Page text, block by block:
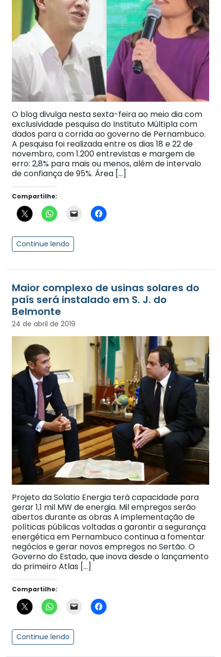
O blog divulga nesta sexta-feira ao meio dia com
exclusividade pesquisa do Instituto Múltipla com
dados para a corrida ao governo de Pernambuco.
A pesquisa foi realizada entre os dias 18 e 22 de
novembro, com 1.200 entrevistas e margem de
erro: 2,8% para mais ou menos, além de intervalo
de confiança de 95%. Área […]
Compartilhe:
Continue lendo
Maior complexo de usinas solares do
país será instalado em S. J. do
Belmonte
24 de abril de 2019
Projeto da Solatio Energia terá capacidade para
gerar 1,1 mil MW de energia. Mil empregos serão
abertos durante as obras A implementação de
políticas públicas voltadas a garantir a segurança
energética em Pernambuco continua a fomentar
negócios e gerar novos empregos no Sertão. O
Governo do Estado, que inova desde o lançamento
do primeiro Atlas […]
Compartilhe:
Continue lendo